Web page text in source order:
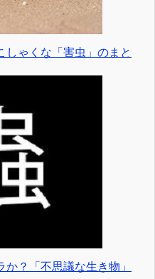
しゃくな「害虫」のまと
？「不思議な生き物」